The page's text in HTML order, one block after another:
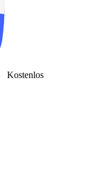
Kostenlos